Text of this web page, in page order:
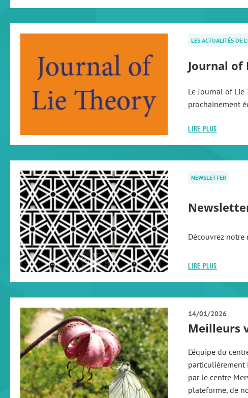
LES ACTUALITÉS DE
Journal of
Le Journal of
prochainement
Lire plus
NEWSLETTER
Découvrez
Lire plus
14/01/2026
Meilleurs
L’équipe du
particulièrement
par le centre
plateforme, de